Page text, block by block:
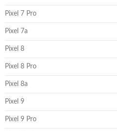
Pixel 7 Pro
Pixel 7a
Pixel 8
Pixel 8 Pro
Pixel 8a
Pixel 9
Pixel 9 Pro